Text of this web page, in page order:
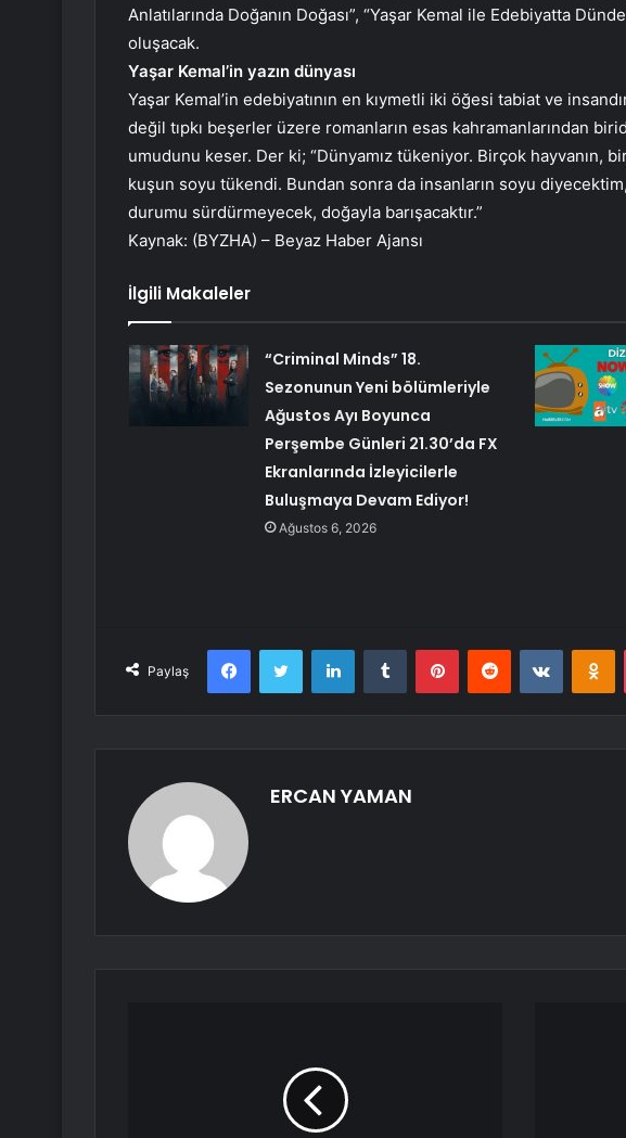
Anlatılarında Doğanın Doğası”, “Yaşar Kemal ile Edebiyatta
oluşacak.
Yaşar Kemal’in yazın dünyası
Yaşar Kemal’in edebiyatının en kıymetli iki öğesi tabiat ve
değil tıpkı beşerler üzere romanların esas kahramanlarından
umudunu keser. Der ki; “Dünyamız tükeniyor. Birçok hayvanın,
kuşun soyu tükendi. Bundan sonra da insanların soyu
durumu sürdürmeyecek, doğayla barışacaktır.”
Kaynak: (BYZHA) – Beyaz Haber Ajansı
İlgili Makaleler
“Criminal Minds” 18.
Sezonunun Yeni bölümleriyle
Ağustos Ayı Boyunca
Perşembe Günleri 21.30’da FX
Ekranlarında İzleyicilerle
Buluşmaya Devam Ediyor!
Ağustos 6, 2026
Paylaş
FacebookTwitter LinkedInTumblr PinterestReddit
ERCAN YAMAN